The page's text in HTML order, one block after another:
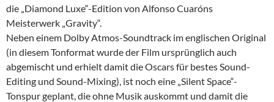
die „Diamond Luxe“-Edition von Alfonso Cuaróns
Meisterwerk „Gravity“.
Neben einem Dolby Atmos-Soundtrack im englischen Original
(in diesem Tonformat wurde der Film ursprünglich auch
abgemischt und erhielt damit die Oscars für bestes Sound-
Editing und Sound-Mixing), ist noch eine „Silent Space“-
Tonspur geplant, die ohne Musik auskommt und damit die